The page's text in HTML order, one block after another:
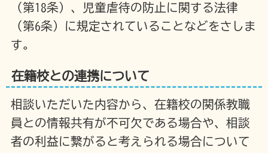
（第18条）、児童虐待の防止に関する法律
（第6条）に規定されていることなどをさしま
す。
在籍校との連携について
相談いただいた内容から、在籍校の関係教職
員との情報共有が不可欠である場合や、相談
者の利益に繋がると考えられる場合について